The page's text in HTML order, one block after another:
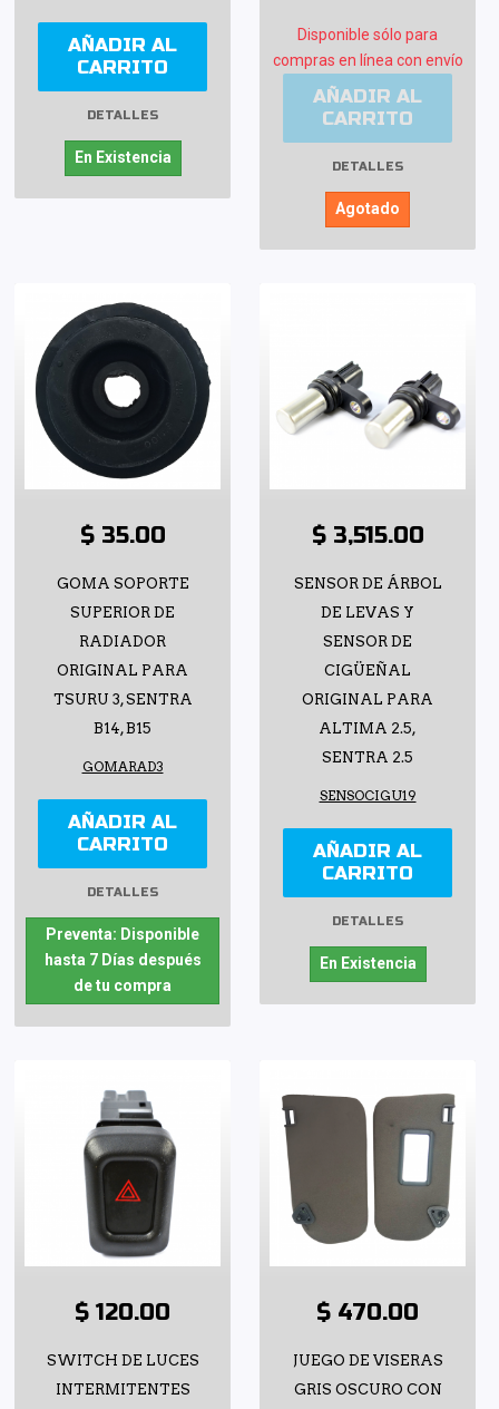
AÑADIR AL
CARRITO
DETALLES
En Existencia
Disponible sólo para
compras en línea con envío
AÑADIR AL
CARRITO
DETALLES
Agotado
$ 35.00
GOMA SOPORTE
SUPERIOR DE
RADIADOR
ORIGINAL PARA
TSURU 3, SENTRA
B14, B15
GOMARAD3
AÑADIR AL
CARRITO
DETALLES
Preventa: Disponible
hasta 7 Días después
de tu compra
$ 3,515.00
SENSOR DE ÁRBOL
DE LEVAS Y
SENSOR DE
CIGÜEÑAL
ORIGINAL PARA
ALTIMA 2.5,
SENTRA 2.5
SENSOCIGU19
AÑADIR AL
CARRITO
DETALLES
En Existencia
$ 120.00
SWITCH DE LUCES
INTERMITENTES
$ 470.00
JUEGO DE VISERAS
GRIS OSCURO CON